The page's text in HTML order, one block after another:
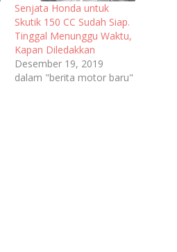
Senjata Honda untuk
Skutik 150 CC Sudah Siap.
Tinggal Menunggu Waktu,
Kapan Diledakkan
Desember 19, 2019
dalam "berita motor baru"